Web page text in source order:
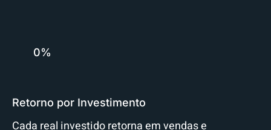
0%
Retorno por Investimento
Cada real investido retorna em vendas e